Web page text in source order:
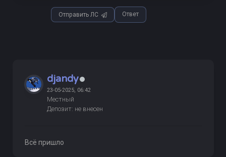
Отправить ЛС Ответ
djandy
23-05-2025, 06:42
Местный
Депозит: не внесен
Всё пришло